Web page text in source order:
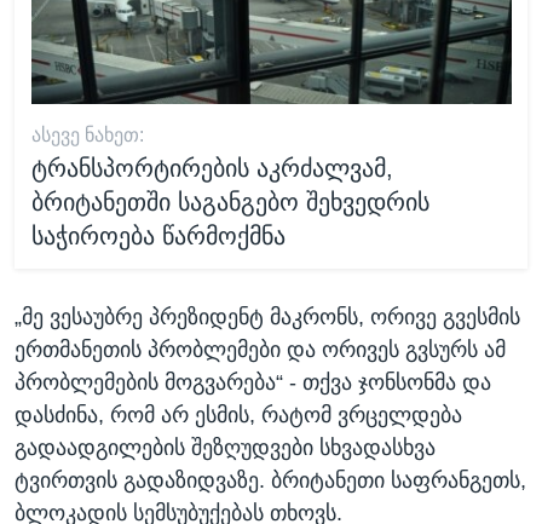
ᲐᲡᲔᲕᲔ ᲜᲐᲮᲔᲗ:
ტრანსპორტირების აკრძალვამ,
ბრიტანეთში საგანგებო შეხვედრის
საჭიროება წარმოქმნა
„მე ვესაუბრე პრეზიდენტ მაკრონს, ორივე გვესმის
ერთმანეთის პრობლემები და ორივეს გვსურს ამ
პრობლემების მოგვარება“ - თქვა ჯონსონმა და
დასძინა, რომ არ ესმის, რატომ ვრცელდება
გადაადგილების შეზღუდვები სხვადასხვა
ტვირთვის გადაზიდვაზე. ბრიტანეთი საფრანგეთს,
ბლოკადის სემსუბუქებას თხოვს.